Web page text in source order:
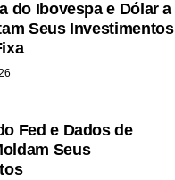
do Ibovespa e Dólar a
Seus Investimentos
Fed e Dados de
Seus